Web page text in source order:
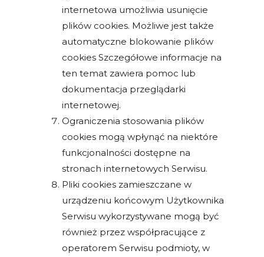
internetowa umożliwia usunięcie
plików cookies. Możliwe jest także
automatyczne blokowanie plików
cookies Szczegółowe informacje na
ten temat zawiera pomoc lub
dokumentacja przeglądarki
internetowej.
Ograniczenia stosowania plików
cookies mogą wpłynąć na niektóre
funkcjonalności dostępne na
stronach internetowych Serwisu.
Pliki cookies zamieszczane w
urządzeniu końcowym Użytkownika
Serwisu wykorzystywane mogą być
również przez współpracujące z
operatorem Serwisu podmioty, w